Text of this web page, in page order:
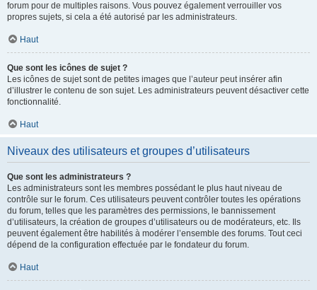
forum pour de multiples raisons. Vous pouvez également verrouiller vos
propres sujets, si cela a été autorisé par les administrateurs.
Haut
Que sont les icônes de sujet ?
Les icônes de sujet sont de petites images que l’auteur peut insérer afin
d’illustrer le contenu de son sujet. Les administrateurs peuvent désactiver cette
fonctionnalité.
Haut
Niveaux des utilisateurs et groupes d’utilisateurs
Que sont les administrateurs ?
Les administrateurs sont les membres possédant le plus haut niveau de
contrôle sur le forum. Ces utilisateurs peuvent contrôler toutes les opérations
du forum, telles que les paramètres des permissions, le bannissement
d’utilisateurs, la création de groupes d’utilisateurs ou de modérateurs, etc. Ils
peuvent également être habilités à modérer l’ensemble des forums. Tout ceci
dépend de la configuration effectuée par le fondateur du forum.
Haut